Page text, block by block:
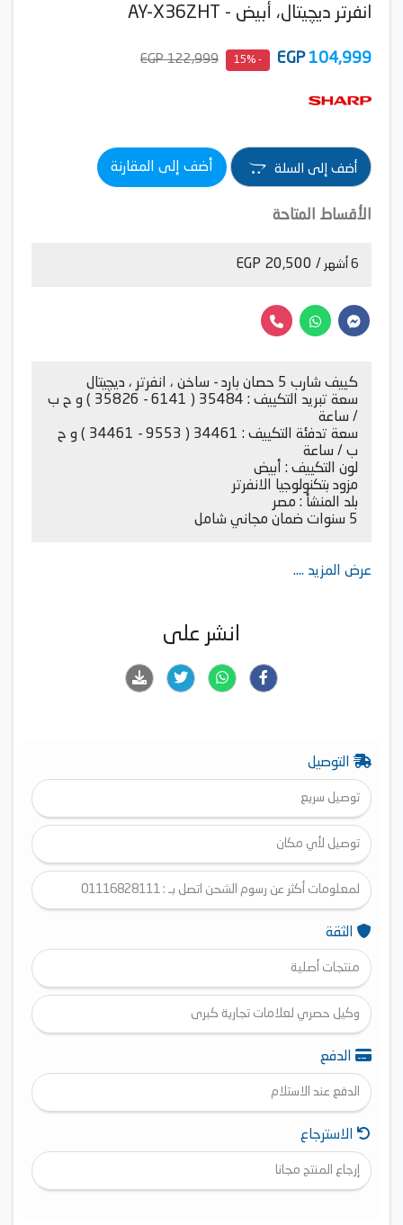
انفرتر ديچيتال، أبيض - AY-X36ZHT
104,999
EGP
- 15%
122,999 EGP
أضف إلى السلة أضف إلى المقارنة
الأقساط المتاحة
6 أشهر / 20,500 EGP
كييف شارب 5 حصان بارد - ساخن ، انفرتر ، ديچيتال
سعة تبريد التكييف : 35484 ( 6141 - 35826 ) و ح ب
/ ساعة
سعة تدفئة التكييف : 34461 ( 9553 - 34461 ) و ح
ب / ساعة
لون التكييف : أبيض
مزود بتكنولوجيا الانفرتر
بلد المنشأ : مصر
5 سنوات ضمان مجاني شامل
عرض المزيد ....
انشر على
التوصيل
توصيل سريع
توصيل لأي مكان
لمعلومات أكثر عن رسوم الشحن اتصل بـ : 01116828111
الثقة
منتجات أصلية
وكيل حصري لعلامات تجارية كبرى
الدفع
الدفع عند الاستلام
الاسترجاع
إرجاع المنتج مجانا